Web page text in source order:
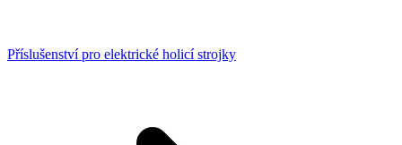
Příslušenství pro elektrické holicí strojky